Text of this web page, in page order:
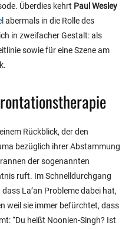
Überdies kehrt Paul Wesley
abermals in die Rolle des
in zweifacher Gestalt: als
sowie für eine Szene am
Rückblick, der den
bezüglich ihrer Abstammung
der sogenannten
ruft. Im Schnelldurchgang
La’an Probleme dabei hat,
weil sie immer befürchtet, dass
“Du heißt Noonien-Singh? Ist